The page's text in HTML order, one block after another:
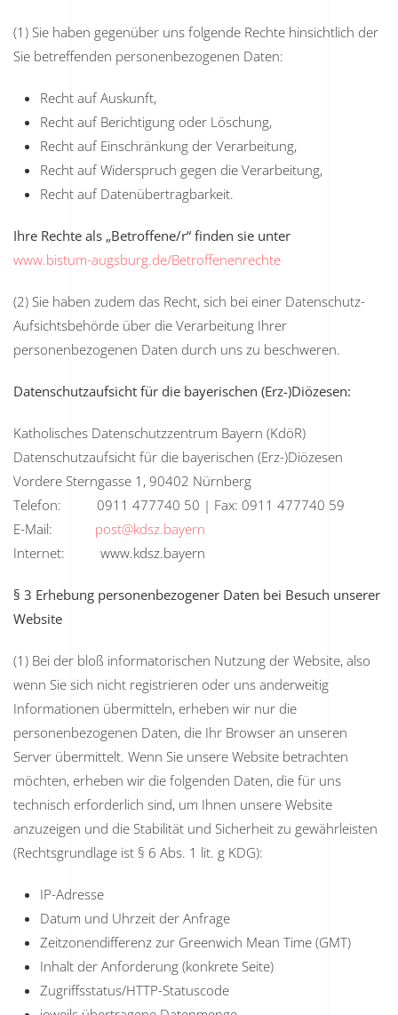
(1) Sie haben gegenüber uns folgende Rechte hinsichtlich der
Sie betreffenden personenbezogenen Daten:
Recht auf Auskunft,
Recht auf Berichtigung oder Löschung,
Recht auf Einschränkung der Verarbeitung,
Recht auf Widerspruch gegen die Verarbeitung,
Recht auf Datenübertragbarkeit.
Ihre Rechte als „Betroffene/r“ finden sie unter
www.bistum-augsburg.de/Betroffenenrechte
(2) Sie haben zudem das Recht, sich bei einer Datenschutz-
Aufsichtsbehörde über die Verarbeitung Ihrer
personenbezogenen Daten durch uns zu beschweren.
Datenschutzaufsicht für die bayerischen (Erz-)Diözesen:
Katholisches Datenschutzzentrum Bayern (KdöR)
Datenschutzaufsicht für die bayerischen (Erz-)Diözesen
Vordere Sterngasse 1, 90402 Nürnberg
Telefon: 0911 477740 50 | Fax: 0911 477740 59
E-Mail: post@kdsz.bayern
Internet: www.kdsz.bayern
§ 3 Erhebung personenbezogener Daten bei Besuch unserer
Website
(1) Bei der bloß informatorischen Nutzung der Website, also
wenn Sie sich nicht registrieren oder uns anderweitig
Informationen übermitteln, erheben wir nur die
personenbezogenen Daten, die Ihr Browser an unseren
Server übermittelt. Wenn Sie unsere Website betrachten
möchten, erheben wir die folgenden Daten, die für uns
technisch erforderlich sind, um Ihnen unsere Website
anzuzeigen und die Stabilität und Sicherheit zu gewährleisten
(Rechtsgrundlage ist § 6 Abs. 1 lit. g KDG):
IP-Adresse
Datum und Uhrzeit der Anfrage
Zeitzonendifferenz zur Greenwich Mean Time (GMT)
Inhalt der Anforderung (konkrete Seite)
Zugriffsstatus/HTTP-Statuscode